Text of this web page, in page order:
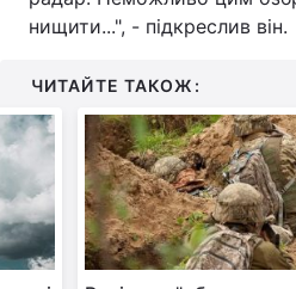
нищити...", - підкреслив він.
ЧИТАЙТЕ ТАКОЖ: